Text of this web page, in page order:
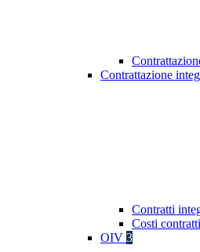
Contrattazione
Contratti
Costi
OIV 3